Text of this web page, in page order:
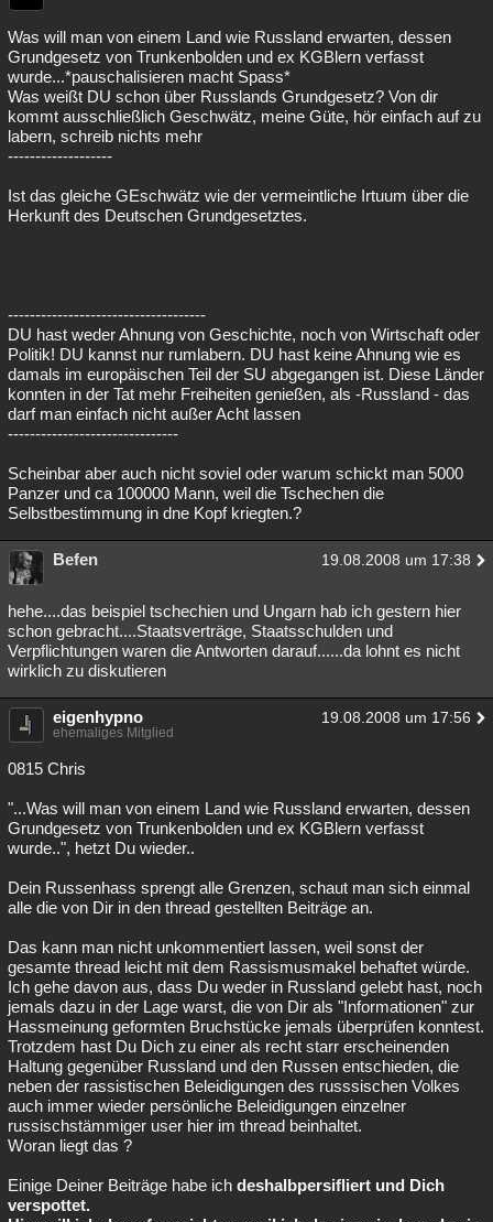
Was will man von einem Land wie Russland erwarten, dessen
Grundgesetz von Trunkenbolden und ex KGBlern verfasst
wurde...*pauschalisieren macht Spass*
Was weißt DU schon über Russlands Grundgesetz? Von dir
kommt ausschließlich Geschwätz, meine Güte, hör einfach auf zu
labern, schreib nichts mehr
-------------------
Ist das gleiche GEschwätz wie der vermeintliche Irtuum über die
Herkunft des Deutschen Grundgesetztes.
------------------------------------
DU hast weder Ahnung von Geschichte, noch von Wirtschaft oder
Politik! DU kannst nur rumlabern. DU hast keine Ahnung wie es
damals im europäischen Teil der SU abgegangen ist. Diese Länder
konnten in der Tat mehr Freiheiten genießen, als -Russland - das
darf man einfach nicht außer Acht lassen
-------------------------------
Scheinbar aber auch nicht soviel oder warum schickt man 5000
Panzer und ca 100000 Mann, weil die Tschechen die
Selbstbestimmung in dne Kopf kriegten.?
Befen 19.08.2008 um 17:38
hehe....das beispiel tschechien und Ungarn hab ich gestern hier
schon gebracht....Staatsverträge, Staatsschulden und
Verpflichtungen waren die Antworten darauf......da lohnt es nicht
wirklich zu diskutieren
eigenhypno 19.08.2008 um 17:56
ehemaliges Mitglied
0815 Chris
"...Was will man von einem Land wie Russland erwarten, dessen
Grundgesetz von Trunkenbolden und ex KGBlern verfasst
wurde..", hetzt Du wieder..
Dein Russenhass sprengt alle Grenzen, schaut man sich einmal
alle die von Dir in den thread gestellten Beiträge an.
Das kann man nicht unkommentiert lassen, weil sonst der
gesamte thread leicht mit dem Rassismusmakel behaftet würde.
Ich gehe davon aus, dass Du weder in Russland gelebt hast, noch
jemals dazu in der Lage warst, die von Dir als "Informationen" zur
Hassmeinung geformten Bruchstücke jemals überprüfen konntest.
Trotzdem hast Du Dich zu einer als recht starr erscheinenden
Haltung gegenüber Russland und den Russen entschieden, die
neben der rassistischen Beleidigungen des russsischen Volkes
auch immer wieder persönliche Beleidigungen einzelner
russischstämmiger user hier im thread beinhaltet.
Woran liegt das ?
Einige Deiner Beiträge habe ich deshalbpersifliert und Dich
verspottet.